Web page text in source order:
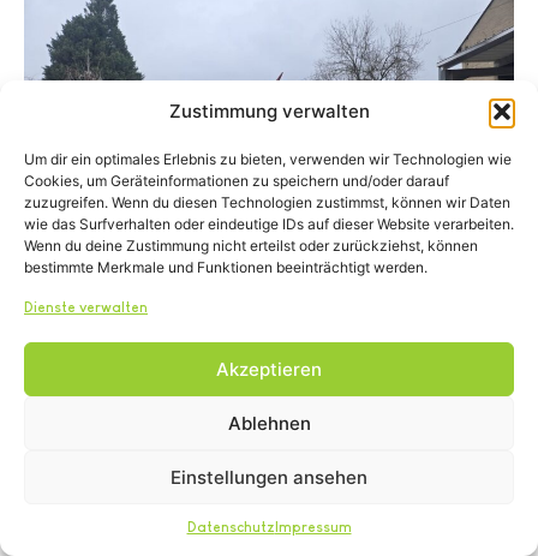
Zustimmung verwalten
Um dir ein optimales Erlebnis zu bieten, verwenden wir Technologien wie
Cookies, um Geräteinformationen zu speichern und/oder darauf
zuzugreifen. Wenn du diesen Technologien zustimmst, können wir Daten
wie das Surfverhalten oder eindeutige IDs auf dieser Website verarbeiten.
Wenn du deine Zustimmung nicht erteilst oder zurückziehst, können
bestimmte Merkmale und Funktionen beeinträchtigt werden.
Dienste verwalten
Akzeptieren
Ablehnen
Einstellungen ansehen
Datenschutz Impressum
Wir lieben unseren
Beruf.